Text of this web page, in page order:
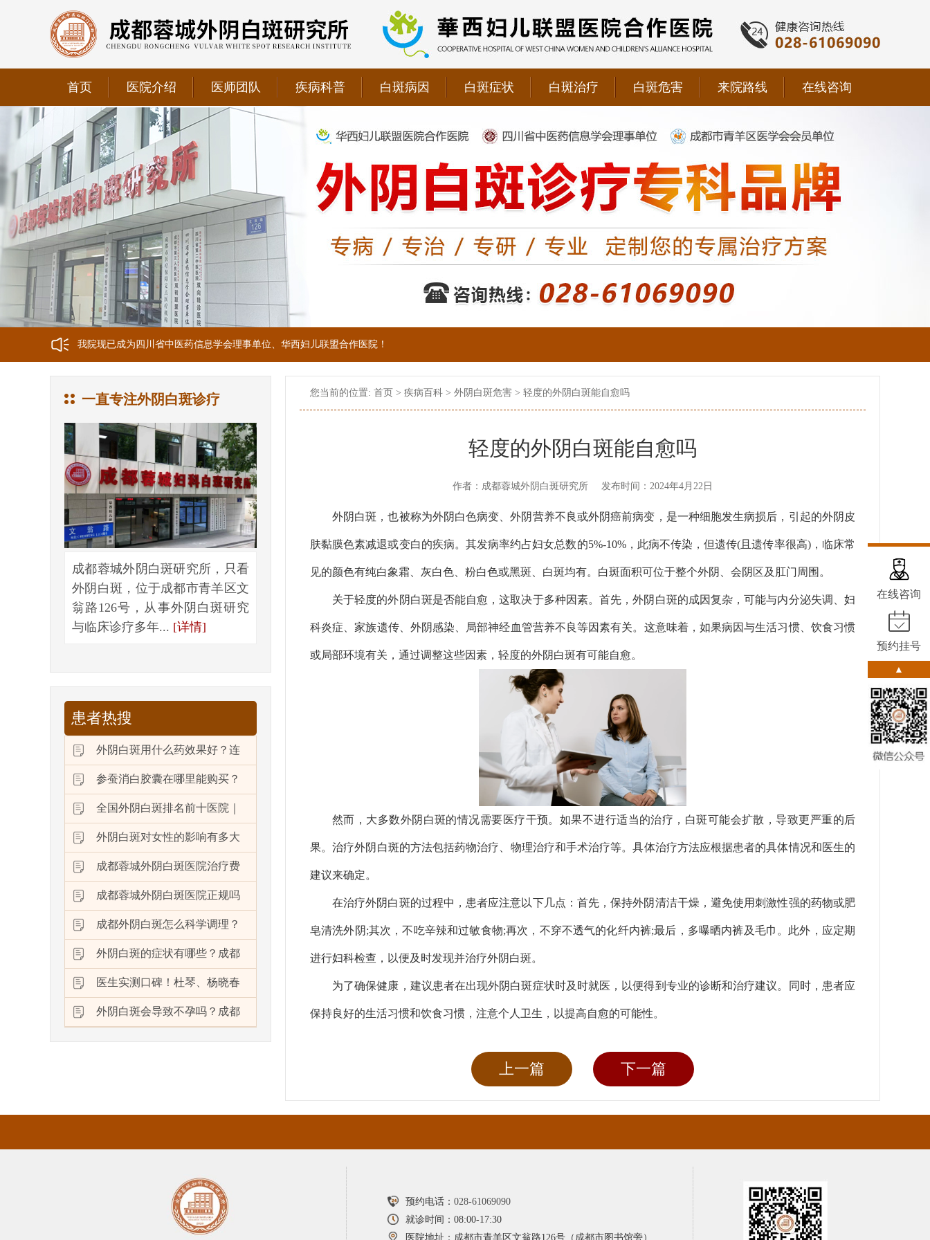
首页 医院介绍 医师团队 疾病科普 白斑病因 白斑症状 白斑治疗 白斑危害 来院路线 在线咨询
我院正式获选为四川省第二中医医院、成都第三人民医院双向转诊单位，强强联手为更多患者提供专业诊疗！
我院位于成都市青羊区文翁路126号，联系电话：028-61069090；警惕虚假广告，坚持正规医院就诊
我院现已成为四川省中医药信息学会理事单位、华西妇儿联盟合作医院！
我院正式获选为四川省第二中医医院、成都第三人民医院双向转诊单位，强强联手为更多患者提供专业诊疗！
我院位于成都市青羊区文翁路126号，联系电话：028-61069090；警惕虚假广告，坚持正规医院就诊
一直专注外阴白斑诊疗
成都蓉城外阴白斑研究所，只看
外阴白斑，位于成都市青羊区文
翁路126号，从事外阴白斑研究
与临床诊疗多年... [详情]
患者热搜
外阴白斑用什么药效果好？连
参蚕消白胶囊在哪里能购买？
全国外阴白斑排名前十医院｜
外阴白斑对女性的影响有多大
成都蓉城外阴白斑医院治疗费
成都蓉城外阴白斑医院正规吗
成都外阴白斑怎么科学调理？
外阴白斑的症状有哪些？成都
医生实测口碑！杜琴、杨晓春
外阴白斑会导致不孕吗？成都
您当前的位置: 首页 > 疾病百科 > 外阴白斑危害 > 轻度的外阴白斑能自愈吗
轻度的外阴白斑能自愈吗
作者：成都蓉城外阴白斑研究所 发布时间：2024年4月22日
外阴白斑，也被称为外阴白色病变、外阴营养不良或外阴癌前病变，是一种细胞发生病损后，引起的外阴皮
肤黏膜色素减退或变白的疾病。其发病率约占妇女总数的5%-10%，此病不传染，但遗传(且遗传率很高)，临床常
见的颜色有纯白象霜、灰白色、粉白色或黑斑、白斑均有。白斑面积可位于整个外阴、会阴区及肛门周围。
关于轻度的外阴白斑是否能自愈，这取决于多种因素。首先，外阴白斑的成因复杂，可能与内分泌失调、妇
科炎症、家族遗传、外阴感染、局部神经血管营养不良等因素有关。这意味着，如果病因与生活习惯、饮食习惯
或局部环境有关，通过调整这些因素，轻度的外阴白斑有可能自愈。
然而，大多数外阴白斑的情况需要医疗干预。如果不进行适当的治疗，白斑可能会扩散，导致更严重的后
果。治疗外阴白斑的方法包括药物治疗、物理治疗和手术治疗等。具体治疗方法应根据患者的具体情况和医生的
建议来确定。
在治疗外阴白斑的过程中，患者应注意以下几点：首先，保持外阴清洁干燥，避免使用刺激性强的药物或肥
皂清洗外阴;其次，不吃辛辣和过敏食物;再次，不穿不透气的化纤内裤;最后，多曝晒内裤及毛巾。此外，应定期
进行妇科检查，以便及时发现并治疗外阴白斑。
为了确保健康，建议患者在出现外阴白斑症状时及时就医，以便得到专业的诊断和治疗建议。同时，患者应
保持良好的生活习惯和饮食习惯，注意个人卫生，以提高自愈的可能性。
上一篇 下一篇
预约电话： 028-61069090
就诊时间：08:00-17:30
医院地址：成都市青羊区文翁路126号（成都市图书馆旁）
在线咨询
预约挂号
▲